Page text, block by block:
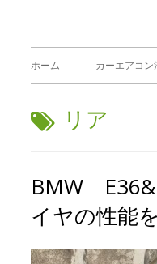
メ
ン
ニ
ホーム カーエアコン
タ
リア
BMW
イヤの性能